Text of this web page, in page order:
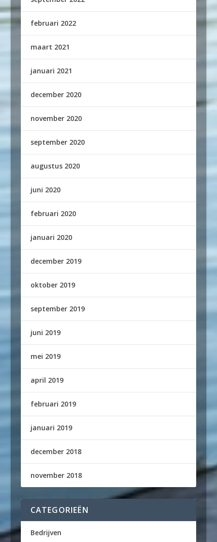
februari 2022
maart 2021
januari 2021
december 2020
november 2020
september 2020
augustus 2020
juni 2020
februari 2020
januari 2020
december 2019
oktober 2019
september 2019
juni 2019
mei 2019
april 2019
februari 2019
januari 2019
december 2018
november 2018
CATEGORIEËN
Bedrijven